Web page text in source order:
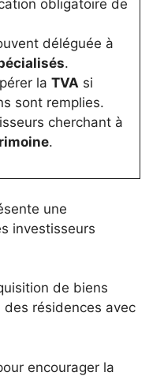
obligatoire de
déléguée à
.
la TVA si
sont remplies.
cherchant à
.
une
investisseurs
de biens
résidences avec
encourager la